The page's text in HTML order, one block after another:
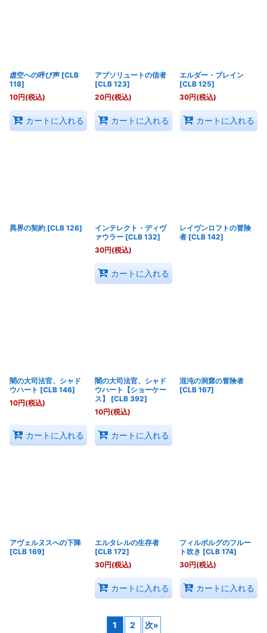
虚空への呼び声 [CLB
118]
10円(税込)
カートに入れる
アブソリュートの信者
[CLB 123]
20円(税込)
カートに入れる
エルダー・ブレイン
[CLB 125]
30円(税込)
カートに入れる
異界の契約 [CLB 126]
インテレクト・ディヴ
ァウラー [CLB 132]
30円(税込)
カートに入れる
レイヴンロフトの冒険
者 [CLB 142]
闇の大司法官、シャド
ウハート [CLB 146]
10円(税込)
カートに入れる
闇の大司法官、シャド
ウハート【ショーケー
ス】
[CLB 392]
10円(税込)
カートに入れる
混沌の洞窟の冒険者
[CLB 167]
アヴェルヌスへの下降
[CLB 169]
エルタレルの生存者
[CLB 172]
30円(税込)
カートに入れる
フィルボルグのフルー
ト吹き [CLB 174]
30円(税込)
カートに入れる
1 2 次»